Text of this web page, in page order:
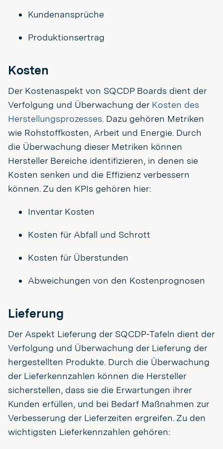
Kundenansprüche
Produktionsertrag
Kosten
Der Kostenaspekt von SQCDP Boards dient der
Verfolgung und Überwachung der Kosten des
Herstellungsprozesses. Dazu gehören Metriken
wie Rohstoffkosten, Arbeit und Energie. Durch
die Überwachung dieser Metriken können
Hersteller Bereiche identifizieren, in denen sie
Kosten senken und die Effizienz verbessern
können. Zu den KPIs gehören hier:
Inventar Kosten
Kosten für Abfall und Schrott
Kosten für Überstunden
Abweichungen von den Kostenprognosen
Lieferung
Der Aspekt Lieferung der SQCDP-Tafeln dient der
Verfolgung und Überwachung der Lieferung der
hergestellten Produkte. Durch die Überwachung
der Lieferkennzahlen können die Hersteller
sicherstellen, dass sie die Erwartungen ihrer
Kunden erfüllen, und bei Bedarf Maßnahmen zur
Verbesserung der Lieferzeiten ergreifen. Zu den
wichtigsten Lieferkennzahlen gehören: